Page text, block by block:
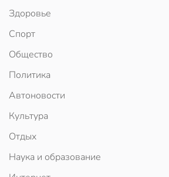
Здоровье
Спорт
Общество
Политика
Автоновости
Культура
Отдых
Наука и образование